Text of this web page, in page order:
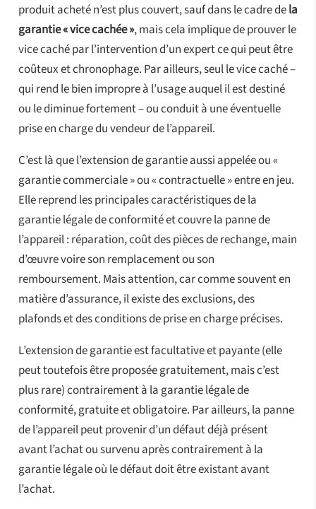
produit acheté n’est plus couvert, sauf dans le cadre dela
garantie « vice cachée », mais cela implique de prouver le
vice caché par l’intervention d’un expert ce qui peut être
coûteux et chronophage. Par ailleurs, seul le vice caché –
qui rend le bien impropre à l’usage auquel il est destiné
ou le diminue fortement – ou conduit à une éventuelle
prise en charge du vendeur de l’appareil.
C’est là que l’extension de garantie aussi appelée ou «
garantie commerciale » ou « contractuelle » entre en jeu.
Elle reprend les principales caractéristiques de la
garantie légale de conformité et couvre la panne de
l’appareil : réparation, coût des pièces de rechange, main
d’œuvre voire son remplacement ou son
remboursement. Mais attention, car comme souvent en
matière d’assurance, il existe des exclusions, des
plafonds et des conditions de prise en charge précises.
L’extension de garantie est facultative et payante (elle
peut toutefois être proposée gratuitement, mais c’est
plus rare) contrairement à la garantie légale de
conformité, gratuite et obligatoire. Par ailleurs, la panne
de l’appareil peut provenir d’un défaut déjà présent
avant l’achat ou survenu après contrairement à la
garantie légale où le défaut doit être existant avant
l’achat.